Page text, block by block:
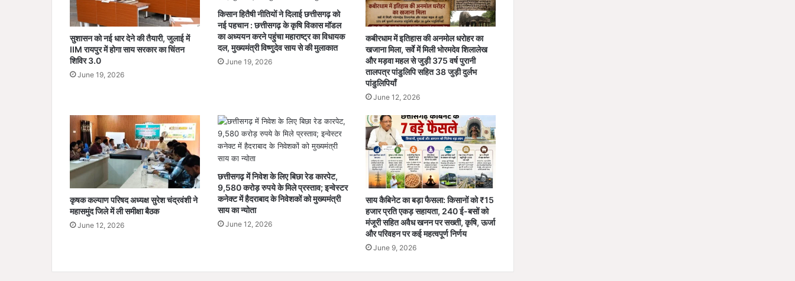
ण
,
व
स्था
को
त
र
ब
ना
ने
के
दि
ए
नि
र्दे
स
नी
;
दो
प
ह
ला
प
ता
सुशासन को नई धार देने की तैयारी, जुलाई में
IIM रायपुर में होगा साय सरकार का चिंतन
शिविर 3.0
June 19, 2026
किसान हितैषी नीतियों ने दिलाई छत्तीसगढ़ को
नई पहचान : छत्तीसगढ़ के कृषि विकास मॉडल
का अध्ययन करने पहुंचा महाराष्ट्र का विधायक
दल, मुख्यमंत्री विष्णुदेव साय से की मुलाकात
June 19, 2026
कबीरधाम में इतिहास की अनमोल धरोहर का
खजाना मिला, सर्वे में मिली भोरमदेव शिलालेख
और मड़वा महल से जुड़ी 375 वर्ष पुरानी
तालपत्र पांडुलिपि सहित 38 जुड़ी दुर्लभ
पांडुलिपियाँ
June 12, 2026
कृषक कल्याण परिषद अध्यक्ष सुरेश चंद्रवंशी ने
महासमुंद जिले में ली समीक्षा बैठक
June 12, 2026
छत्तीसगढ़ में निवेश के लिए बिछा रेड कारपेट,
9,580 करोड़ रुपये के मिले प्रस्ताव; इन्वेस्टर
कनेक्ट में हैदराबाद के निवेशकों को मुख्यमंत्री
साय का न्योता
June 12, 2026
साय कैबिनेट का बड़ा फैसला: किसानों को ₹15
हजार प्रति एकड़ सहायता, 240 ई-बसों को
मंजूरी सहित अवैध खनन पर सख्ती, कृषि, ऊर्जा
और परिवहन पर कई महत्वपूर्ण निर्णय
June 9, 2026